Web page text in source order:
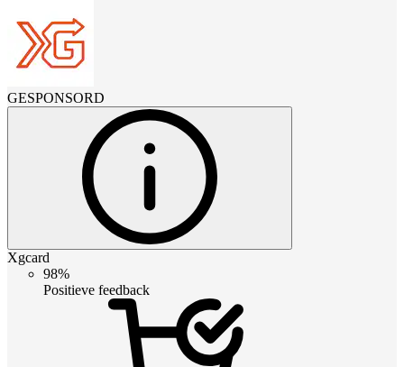
GESPONSORD
Xgcard
98%
Positieve feedback